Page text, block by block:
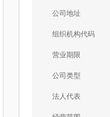
公司地址
组织机构代码
营业期限
公司类型
法人代表